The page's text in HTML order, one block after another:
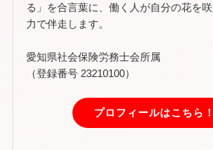
る」を合言葉に、働く人が自分の花を
力で伴走します。
愛知県社会保険労務士会所属
（登録番号 23210100）
プロフィールはこちら！